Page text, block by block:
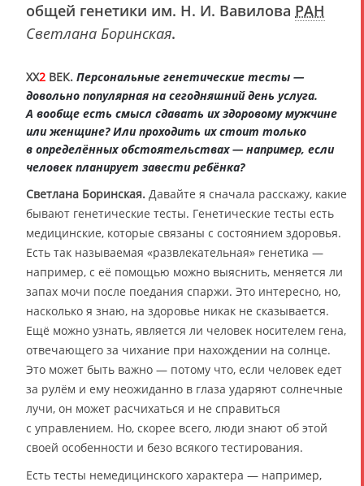
общей генетики им. Н. И. Вавилова РАН
Светлана Боринская.
XX2 ВЕК. Персональные генетические тесты —
довольно популярная на сегодняшний день услуга.
А вообще есть смысл сдавать их здоровому мужчине
или женщине? Или проходить их стоит только
в определённых обстоятельствах — например, если
человек планирует завести ребёнка?
Светлана Боринская. Давайте я сначала расскажу, какие
бывают генетические тесты. Генетические тесты есть
медицинские, которые связаны с состоянием здоровья.
Есть так называемая «развлекательная» генетика —
например, с её помощью можно выяснить, меняется ли
запах мочи после поедания спаржи. Это интересно, но,
насколько я знаю, на здоровье никак не сказывается.
Ещё можно узнать, является ли человек носителем гена,
отвечающего за чихание при нахождении на солнце.
Это может быть важно — потому что, если человек едет
за рулём и ему неожиданно в глаза ударяют солнечные
лучи, он может расчихаться и не справиться
с управлением. Но, скорее всего, люди знают об этой
своей особенности и безо всякого тестирования.
Есть тесты немедицинского характера — например,